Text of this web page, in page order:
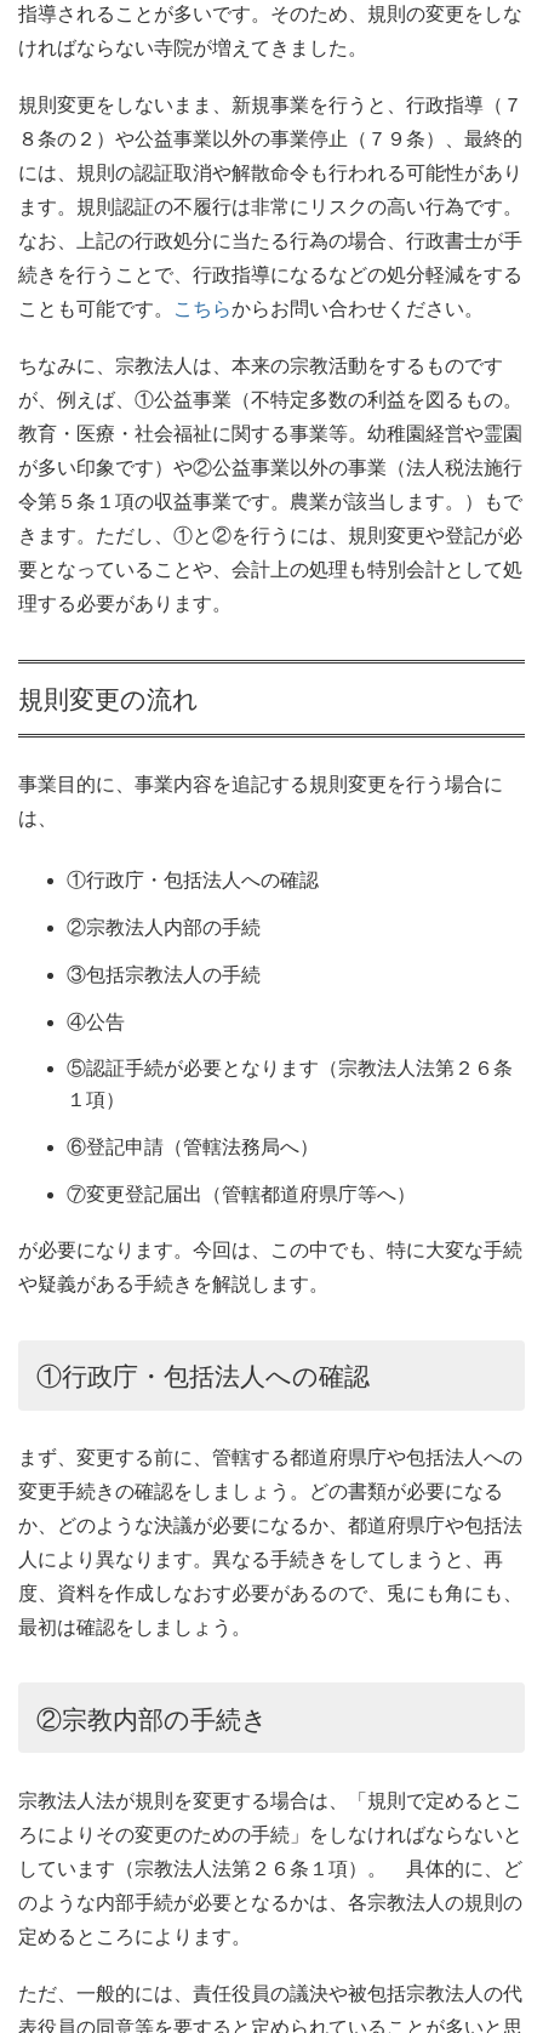
指導されることが多いです。そのため、規則の変更をしな
ければならない寺院が増えてきました。
規則変更をしないまま、新規事業を行うと、行政指導（７
８条の２）や公益事業以外の事業停止（７９条）、最終的
には、規則の認証取消や解散命令も行われる可能性があり
ます。規則認証の不履行は非常にリスクの高い行為です。
なお、上記の行政処分に当たる行為の場合、行政書士が手
続きを行うことで、行政指導になるなどの処分軽減をする
ことも可能です。
こちらからお問い合わせください。
ちなみに、宗教法人は、本来の宗教活動をするものです
が、例えば、①公益事業（不特定多数の利益を図るもの。
教育・医療・社会福祉に関する事業等。幼稚園経営や霊園
が多い印象です）や②公益事業以外の事業（法人税法施行
令第５条１項の収益事業です。農業が該当します。）もで
きます。ただし、①と②を行うには、規則変更や登記が必
要となっていることや、会計上の処理も特別会計として処
理する必要があります。
規則変更の流れ
事業目的に、事業内容を追記する規則変更を行う場合に
は、
①行政庁・包括法人への確認
②宗教法人内部の手続
③包括宗教法人の手続
④公告
⑤認証手続が必要となります（宗教法人法第２６条
１項）
⑥登記申請（管轄法務局へ）
⑦変更登記届出（管轄都道府県庁等へ）
が必要になります。今回は、この中でも、特に大変な手続
や疑義がある手続きを解説します。
①行政庁・包括法人への確認
まず、変更する前に、管轄する都道府県庁や包括法人への
変更手続きの確認をしましょう。どの書類が必要になる
か、どのような決議が必要になるか、都道府県庁や包括法
人により異なります。異なる手続きをしてしまうと、再
度、資料を作成しなおす必要があるので、兎にも角にも、
最初は確認をしましょう。
②宗教内部の手続き
宗教法人法が規則を変更する場合は、「規則で定めるとこ
ろによりその変更のための手続」をしなければならないと
しています（宗教法人法第２６条１項）。 具体的に、ど
のような内部手続が必要となるかは、各宗教法人の規則の
定めるところによります。
ただ、一般的には、責任役員の議決や被包括宗教法人の代
表役員の同意等を要すると定められていることが多いと思